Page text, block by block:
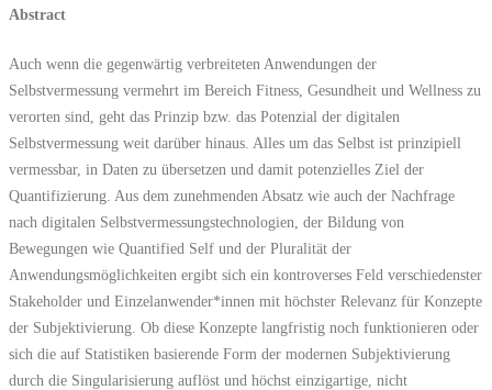
Abstract
Auch wenn die gegenwärtig verbreiteten Anwendungen der
Selbstvermessung vermehrt im Bereich Fitness, Gesundheit und Wellness zu
verorten sind, geht das Prinzip bzw. das Potenzial der digitalen
Selbstvermessung weit darüber hinaus. Alles um das Selbst ist prinzipiell
vermessbar, in Daten zu übersetzen und damit potenzielles Ziel der
Quantifizierung. Aus dem zunehmenden Absatz wie auch der Nachfrage
nach digitalen Selbstvermessungstechnologien, der Bildung von
Bewegungen wie Quantified Self und der Pluralität der
Anwendungsmöglichkeiten ergibt sich ein kontroverses Feld verschiedenster
Stakeholder und Einzelanwender*innen mit höchster Relevanz für Konzepte
der Subjektivierung. Ob diese Konzepte langfristig noch funktionieren oder
sich die auf Statistiken basierende Form der modernen Subjektivierung
durch die Singularisierung auflöst und höchst einzigartige, nicht